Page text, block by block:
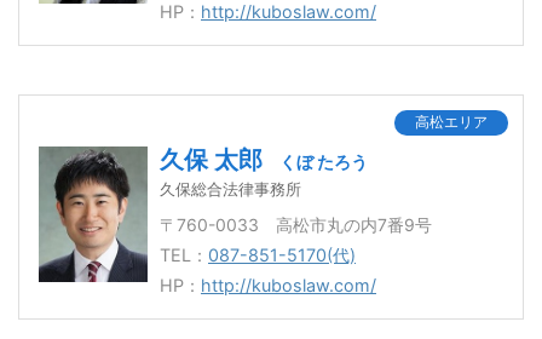
HP： http://kuboslaw.com/
高松エリア
久保 太郎 くぼ たろう
久保総合法律事務所
〒760-0033 高松市丸の内7番9号
TEL： 087-851-5170(代)
HP： http://kuboslaw.com/